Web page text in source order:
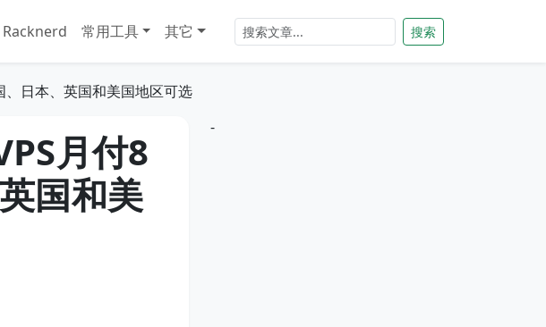
Racknerd 常用工具 其它 搜索
日本、英国和美国地区可选
月付8
国和美
-